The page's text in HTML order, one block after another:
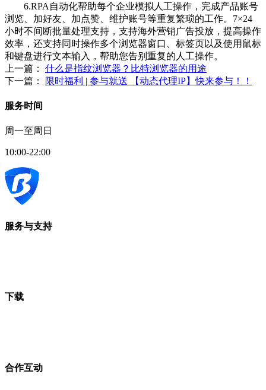
6.RPA自动化帮助每个企业模拟人工操作，完成产品账号
浏览、加好友、加点赞、维护账号等重复繁琐的工作。7×24
小时不间断批量处理支持，支持海外营销广告投放，提高操作
效率，还支持同时操作多个浏览器窗口、标签页以及使用鼠标
和键盘进行文本输入，帮助您告别重复的人工操作。
上一篇： 什么是指纹浏览器？比特浏览器的用途
下一篇：
限时福利 | 参与就送 【动态代理IP】快来参与！！
服务时间
周一至周日
10:00-22:00
服务与支持
下载
合作互动